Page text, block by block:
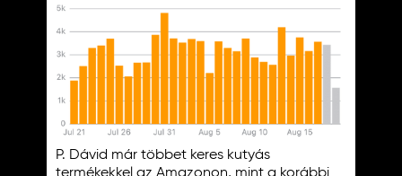
P. Dávid már többet keres kutyás
termékekkel az Amazonon, mint a korábbi